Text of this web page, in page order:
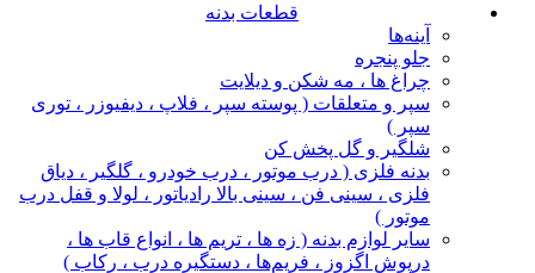
قطعات بدنه
آینه‌ها
جلو پنجره
چراغ‌ ها ، مه‌ شکن و دیلایت
سپر و متعلقات ( پوسته سپر ، فلاپ ، دیفیوزر ، توری
سپر )
شلگیر و گل‌ پخش‌ کن
بدنه فلزی ( درب موتور ، درب خودرو ، گلگیر ، دیاق
فلزی ، سینی فن ، سینی بالا رادیاتور ، لولا و قفل درب
موتور )
سایر لوازم بدنه ( زه ها ، تریم ها ، انواع قاب ها ،
درپوش اگزوز ، فریم‌ها ، دستگیره درب ، رکاب )